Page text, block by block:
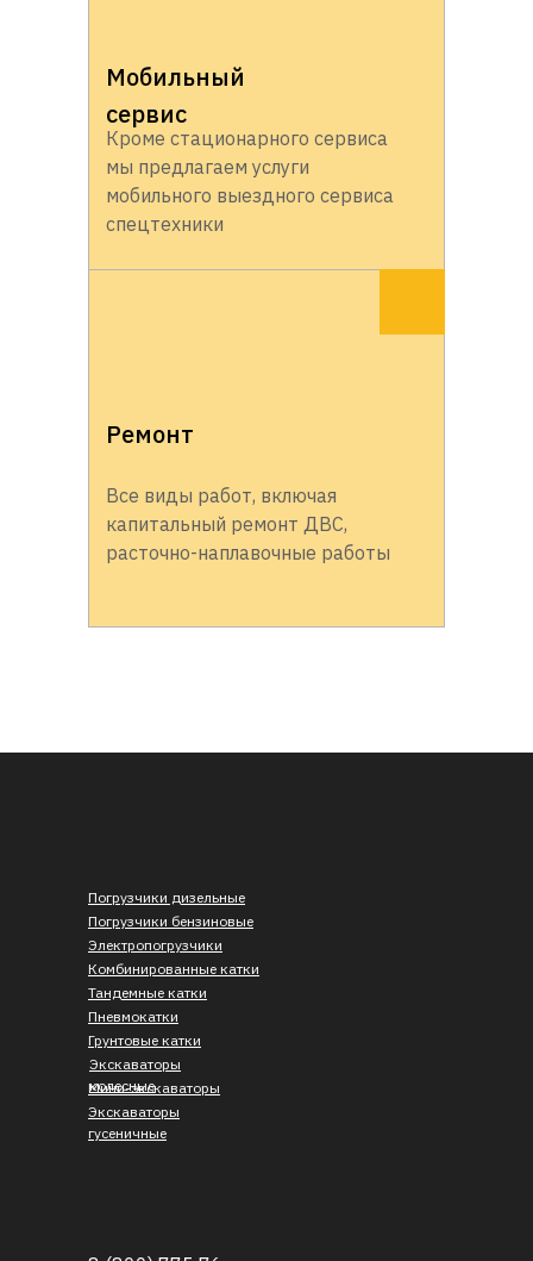
Мобильный
сервис
Кроме стационарного сервиса
мы предлагаем услуги
мобильного выездного сервиса
спецтехники
Ремонт
Все виды работ, включая
капитальный ремонт ДВС,
расточно-наплавочные работы
Погрузчики дизельные
Погрузчики бензиновые
Электропогрузчики
Экскаваторы
колесные
Экскаваторы
гусеничные
Мини-экскаваторы
Комбинированные катки
Грунтовые катки
Тандемные катки
Пневмокатки